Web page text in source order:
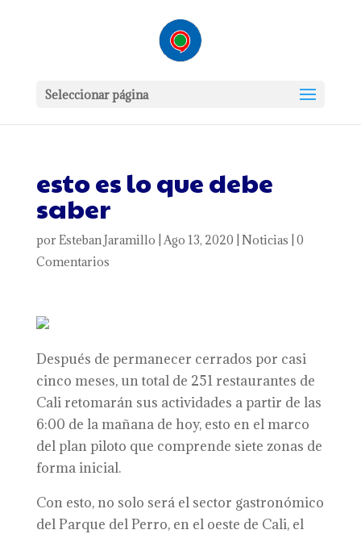
Seleccionar página
esto es lo que debe
saber
por Esteban Jaramillo Ago 13, 2020 Noticias 0
Comentarios
Después de permanecer cerrados por casi
cinco meses, un total de 251 restaurantes de
Cali retomarán sus actividades a partir de las
6:00 de la mañana de hoy, esto en el marco
del plan piloto que comprende siete zonas de
forma inicial.
Con esto, no solo será el sector gastronómico
del Parque del Perro, en el oeste de Cali, el